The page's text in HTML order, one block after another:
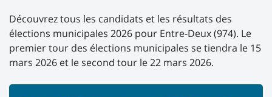
Découvrez tous les candidats et les résultats des
élections municipales 2026 pour Entre-Deux (974). Le
premier tour des élections municipales se tiendra le 15
mars 2026 et le second tour le 22 mars 2026.